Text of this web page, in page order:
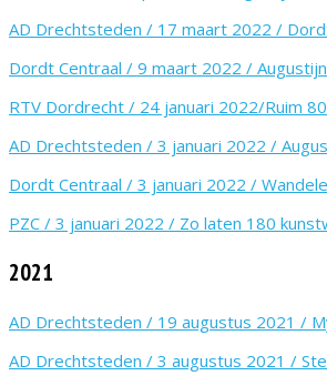
AD Drechtsteden / 17 maart 2022 /
Dordt Centraal / 9 maart 2022 /
RTV Dordrecht / 24 januari 2022/Ruim
AD Drechtsteden / 3 januari 2022 /
Dordt Centraal / 3 januari 2022 /
PZC / 3 januari 2022 / Zo laten 180
2021
AD Drechtsteden / 19 augustus 2021 /
AD Drechtsteden / 3 augustus 2021 /